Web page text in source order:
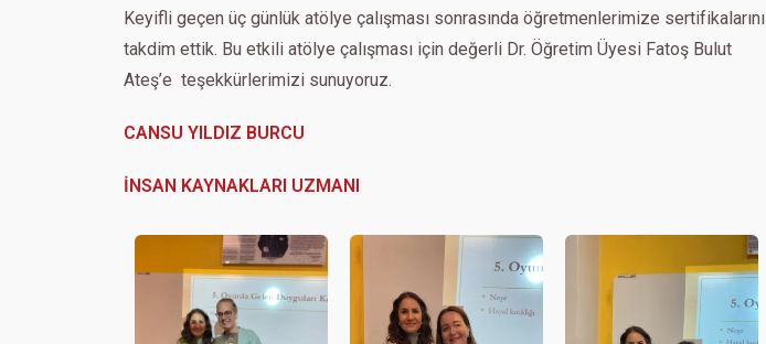
Keyifli geçen üç günlük atölye çalışması sonrasında öğretmenlerimize sertifikalarını
takdim ettik. Bu etkili atölye çalışması için değerli Dr. Öğretim Üyesi Fatoş Bulut
Ateş’e teşekkürlerimizi sunuyoruz.
CANSU YILDIZ BURCU
İNSAN KAYNAKLARI UZMANI